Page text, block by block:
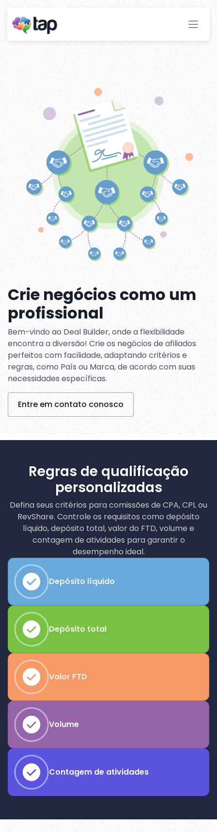
Crie negócios como um
profissional
Bem-vindo ao Deal Builder, onde a flexibilidade
encontra a diversão! Crie os negócios de afiliados
perfeitos com facilidade, adaptando critérios e
regras, como País ou Marca, de acordo com suas
necessidades específicas.
Entre em contato conosco
Regras de qualificação
personalizadas
Defina seus critérios para comissões de CPA, CPL ou
RevShare. Controle os requisitos como depósito
líquido, depósito total, valor do FTD, volume e
contagem de atividades para garantir o
desempenho ideal.
Depósito líquido
Depósito total
Valor FTD
Volume
Contagem de atividades